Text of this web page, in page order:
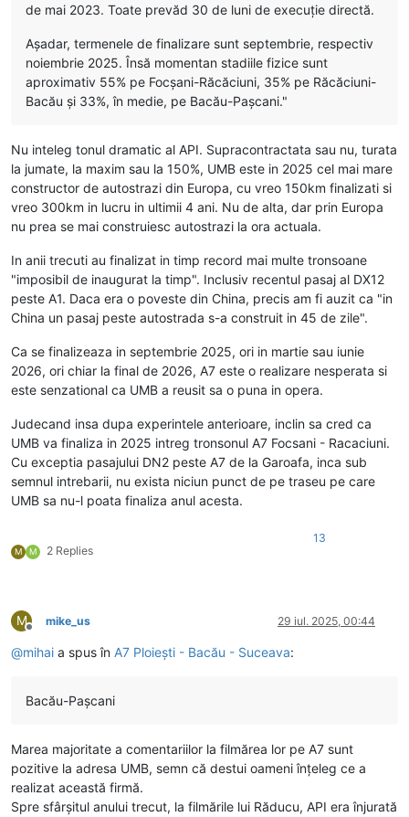
de mai 2023. Toate prevăd 30 de luni de execuție directă.
Așadar, termenele de finalizare sunt septembrie, respectiv
noiembrie 2025. Însă momentan stadiile fizice sunt
aproximativ 55% pe Focșani-Răcăciuni, 35% pe Răcăciuni-
Bacău și 33%, în medie, pe Bacău-Pașcani."
Nu inteleg tonul dramatic al API. Supracontractata sau nu, turata
la jumate, la maxim sau la 150%, UMB este in 2025 cel mai mare
constructor de autostrazi din Europa, cu vreo 150km finalizati si
vreo 300km in lucru in ultimii 4 ani. Nu de alta, dar prin Europa
nu prea se mai construiesc autostrazi la ora actuala.
In anii trecuti au finalizat in timp record mai multe tronsoane
"imposibil de inaugurat la timp". Inclusiv recentul pasaj al DX12
peste A1. Daca era o poveste din China, precis am fi auzit ca "in
China un pasaj peste autostrada s-a construit in 45 de zile".
Ca se finalizeaza in septembrie 2025, ori in martie sau iunie
2026, ori chiar la final de 2026, A7 este o realizare nesperata si
este senzational ca UMB a reusit sa o puna in opera.
Judecand insa dupa experintele anterioare, inclin sa cred ca
UMB va finaliza in 2025 intreg tronsonul A7 Focsani - Racaciuni.
Cu exceptia pasajului DN2 peste A7 de la Garoafa, inca sub
semnul intrebarii, nu exista niciun punct de pe traseu pe care
UMB sa nu-l poata finaliza anul acesta.
M M 2 Replies
13
M
Deconectat
mike_us 29 iul. 2025, 00:44
@mihai a spus în A7 Ploiești - Bacău - Suceava:
Bacău-Pașcani
Marea majoritate a comentariilor la filmărea lor pe A7 sunt
pozitive la adresa UMB, semn că destui oameni înțeleg ce a
realizat această firmă.
Spre sfârșitul anului trecut, la filmările lui Răducu, API era înjurată